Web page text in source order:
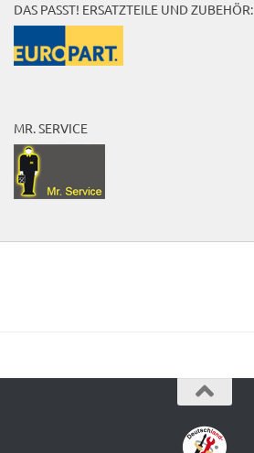
DAS PASST! ERSATZTEILE UND ZUBEHÖR:
MR. SERVICE